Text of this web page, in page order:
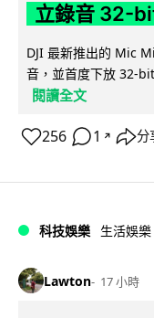
立錄音 32-
DJI 最新推出的 Mic
音，並首度下放 32-
閱讀全文
256 1 ↗ 分
科技娛樂 生活娛樂
Lawton 17 小時